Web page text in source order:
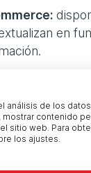
en
y
análisis de los
contenido
sitio web. Para
los ajustes.